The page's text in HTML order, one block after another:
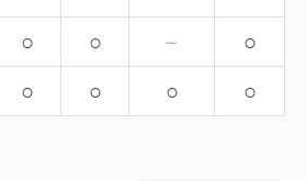
○ ○ － ○
○ ○ ○ ○